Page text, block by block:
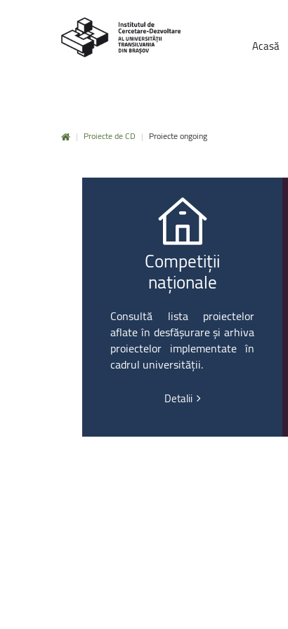
Acasă
| Proiecte de CD | Proiecte ongoing
Competiții
naționale
Consultă lista proiectelor
aflate în desfășurare și arhiva
proiectelor implementate în
cadrul universității.
Detalii